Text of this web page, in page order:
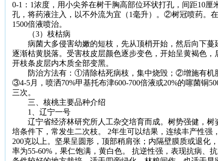
0-1 ： 1浓度，用小尖斧在树干胸高部位环状打孔，间距10厘
孔，将药液注入，以不外流为宜（1毫升）。②树冠喷药。在
1500倍液喷治。
（3）枝枯病
病菌大多侵害幼嫩的短枝，先从顶梢开始，然后向下蔓
逐渐枯黄脱落。受害枝皮层颜色逐步变色，开始呈黄褐色
开枝条皮层内木质全部变黑。
防治方法有：①清除枯死病枝，集中烧毁；②增施有机
③4-5月，喷洒70%甲基托布津600-700倍液或20%的噻菌铜
三次。
三、核桃主要品种介绍
1
、辽宁一号
辽宁省经济林研究所人工杂交培育而成。树势强健，树
培条件下，常发生二次枝。
2年生可以结果，连续丰产性强
200克以上。坚果呈圆形，顶部稍肩张；内隔壁膜质或退化
率为55-60% ，果仁饱满，黄白色。
抗逆性强，表现抗病、